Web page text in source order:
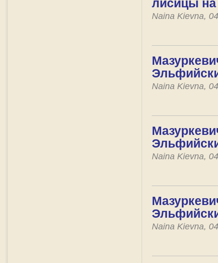
лисицы
Naina Kievna,
Naina Kievna,
Naina Kievna,
Naina Kievna,